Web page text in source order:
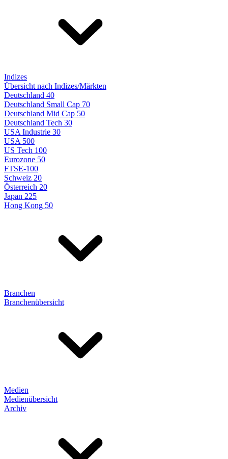
Indizes
Übersicht nach Indizes/Märkten
Deutschland 40
Deutschland Small Cap 70
Deutschland Mid Cap 50
Deutschland Tech 30
USA Industrie 30
USA 500
US Tech 100
Eurozone 50
FTSE-100
Schweiz 20
Österreich 20
Japan 225
Hong Kong 50
Branchen
Branchenübersicht
Medien
Medienübersicht
Archiv